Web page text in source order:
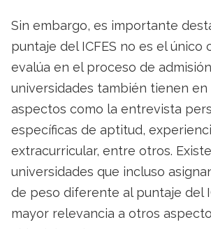
Sin embargo, es importante
puntaje del ICFES no es el único
evalúa en el proceso de
universidades también tienen
aspectos como la entrevista
específicas de aptitud,
extracurricular, entre otros.
universidades que incluso
de peso diferente al puntaje del
mayor relevancia a otros